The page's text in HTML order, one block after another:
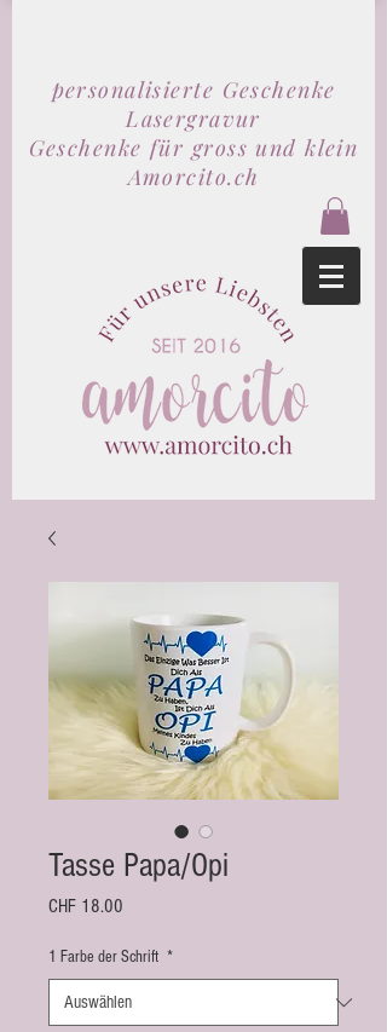
personalisierte Geschenke
Lasergravur
Geschenke für gross und klein
Amorcito.ch
Tasse Papa/Opi
CHF 18.00
1 Farbe der Schrift *